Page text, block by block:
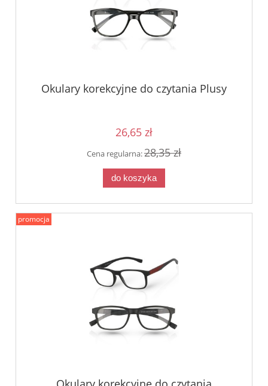
Okulary korekcyjne do czytania Plusy
26,65 zł
Cena regularna:28,35 zł
do koszyka
promocja